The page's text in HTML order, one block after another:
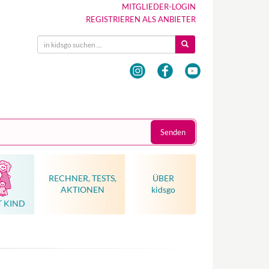
MITGLIEDER-LOGIN
REGISTRIEREN ALS ANBIETER
Senden
KIND
RECHNER, TESTS,
AKTIONEN
ÜBER
kidsgo